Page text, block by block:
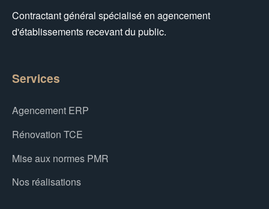
Contractant général spécialisé en agencement
d'établissements recevant du public.
Services
Agencement ERP
Rénovation TCE
Mise aux normes PMR
Nos réalisations